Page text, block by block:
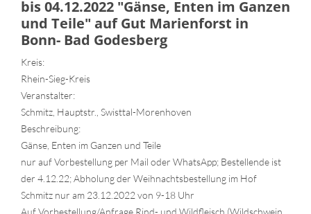
bis 04.12.2022 "Gänse, Enten im Ganzen
und Teile" auf Gut Marienforst in
Bonn- Bad Godesberg
Kreis:
Rhein-Sieg-Kreis
Veranstalter:
Schmitz, Hauptstr., Swisttal-Morenhoven
Beschreibung:
Gänse, Enten im Ganzen und Teile
nur auf Vorbestellung per Mail oder WhatsApp; Bestellende ist
der 4.12.22; Abholung der Weihnachtsbestellung im Hof
Schmitz nur am 23.12.2022 von 9-18 Uhr
Auf Vorbestellung/Anfrage Rind- und Wildfleisch (Wildschwein,